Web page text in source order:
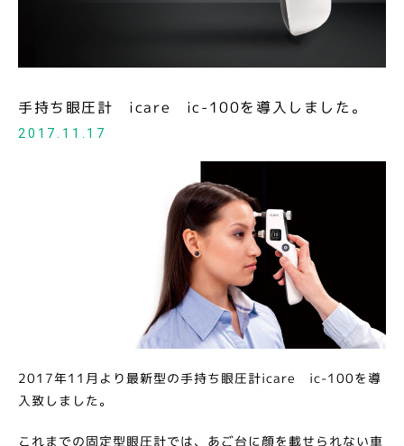
手術ファイルシステム
手持ち眼圧計 icare ic-100を導入しました。
2017.11.17
2017年11月より最新型の手持ち眼圧計icare ic-100を導
入致しました。
これまでの固定型眼圧計では、あご台に顔を載せられない車